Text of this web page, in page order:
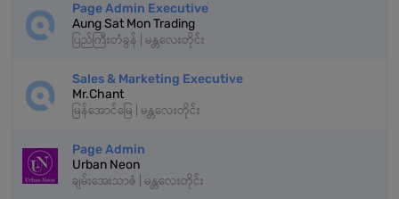
Page Admin Executive
Aung Sat Mon Trading
ပြည်ကြီးတံခွန် | မန္တလေးတိုင်း
Sales & Marketing Executive
Mr.Chant
မြန်အောင်မြေ | မန္တလေးတိုင်း
Page Admin
Urban Neon
ချမ်းအေးသာဇံ | မန္တလေးတိုင်း